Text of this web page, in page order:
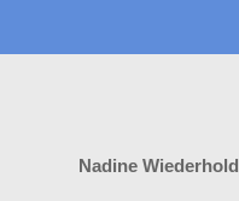
Nadine Wiederhold